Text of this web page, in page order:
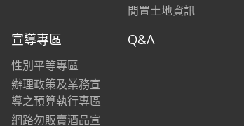
閒置土地資訊
宣導專區
性別平等專區
辦理政策及業務宣
導之預算執行專區
網路勿販賣酒品宣
Q&A